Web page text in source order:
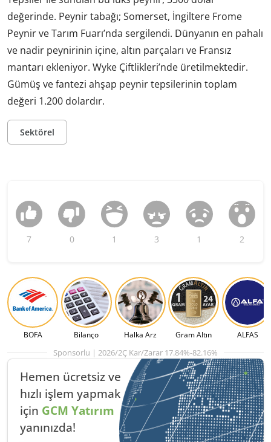
değerinde. Peynir tabağı; Somerset, İngiltere Frome
Peynir ve Tarım Fuarı’nda sergilendi. Dünyanın en pahalı
ve nadir peynirinin içine, altın parçaları ve Fransız
mantarı ekleniyor. Wyke Çiftlikleri’nde üretilmektedir.
Gümüş ve fantezi ahşap peynir tepsilerinin toplam
değeri 1.200 dolardır.
Sektörel
7 0 1 3 1 2
BOFA Bilanço Halka Arz Gram Altın ALFAS
Sponsorlu | 2026/2Ç Kar/Zarar 17.84%-82.16%
Hemen ücretsiz ve
hızlı işlem yapmak
için GCM Yatırım
yanınızda!